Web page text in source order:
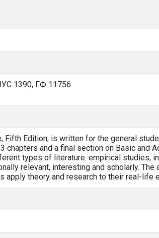
1390, ГФ 11756
Fifth Edition, is written for the general
and a final section on Basic and
types of literature: empirical studies;
relevant, interesting and scholarly.
apply theory and research to their real-life